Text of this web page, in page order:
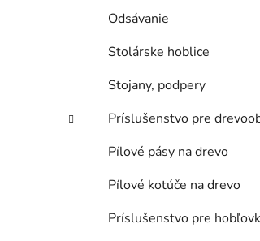
Odsávanie
Stolárske hoblice
Stojany, podpery
Príslušenstvo pre
Pílové pásy na drevo
Pílové kotúče na drevo
Príslušenstvo pre